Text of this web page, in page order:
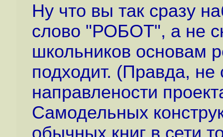
Ну что вы так сразу
слово "РОБОТ", а не
школьников основам
подходит. (Правда, не
направлености
Cамодельных
обычных книг в сети